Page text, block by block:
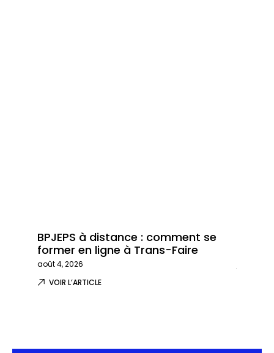
BPJEPS à distance : comment se
former en ligne à Trans-Faire
août 4, 2026
VOIR L’ARTICLE